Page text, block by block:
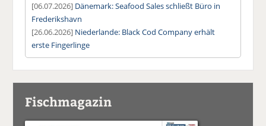
[06.07.2026] Dänemark: Seafood Sales schließt Büro in
Frederikshavn
[26.06.2026] Niederlande: Black Cod Company erhält
erste Fingerlinge
Fischmagazin